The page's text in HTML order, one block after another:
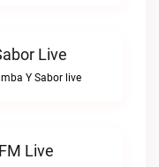
Live
Y Sabor live
Live